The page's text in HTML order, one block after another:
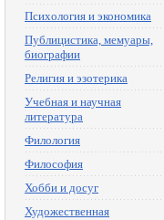
Психология и экономика
Публицистика, мемуары,
биографии
Религия и эзотерика
Учебная и научная
литература
Филология
Философия
Хобби и досуг
Художественная